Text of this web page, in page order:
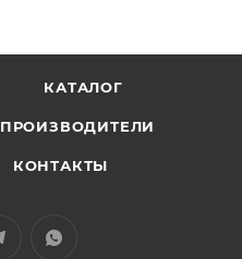
КАТАЛОГ
ПРОИЗВОДИТЕЛИ
КОНТАКТЫ